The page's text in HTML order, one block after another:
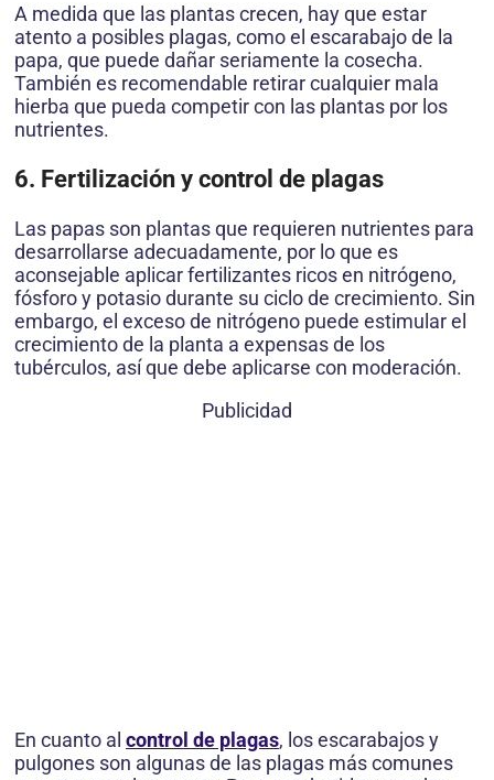
A medida que las plantas crecen, hay que estar
atento a posibles plagas, como el escarabajo de la
papa, que puede dañar seriamente la cosecha.
También es recomendable retirar cualquier mala
hierba que pueda competir con las plantas por los
nutrientes.
6. Fertilización y control de plagas
Las papas son plantas que requieren nutrientes para
desarrollarse adecuadamente, por lo que es
aconsejable aplicar fertilizantes ricos en nitrógeno,
fósforo y potasio durante su ciclo de crecimiento. Sin
embargo, el exceso de nitrógeno puede estimular el
crecimiento de la planta a expensas de los
tubérculos, así que debe aplicarse con moderación.
Publicidad
En cuanto al control de plagas, los escarabajos y
pulgones son algunas de las plagas más comunes